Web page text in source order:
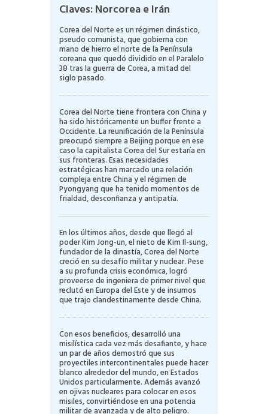
Claves: Norcorea e Irán
Corea del Norte es un régimen dinástico,
pseudo comunista, que gobierna con
mano de hierro el norte de la Península
coreana que quedó dividido en el Paralelo
38 tras la guerra de Corea, a mitad del
siglo pasado.
Corea del Norte tiene frontera con China y
ha sido históricamente un buffer frente a
Occidente. La reunificación de la Península
preocupó siempre a Beijing porque en ese
caso la capitalista Corea del Sur estaría en
sus fronteras. Esas necesidades
estratégicas han marcado una relación
compleja entre China y el régimen de
Pyongyang que ha tenido momentos de
frialdad, desconfianza y antipatía.
En los últimos años, desde que llegó al
poder Kim Jong-un, el nieto de Kim Il-sung,
fundador de la dinastía, Corea del Norte
creció en su desafío militar y nuclear. Pese
a su profunda crisis económica, logró
proveerse de ingeniera de primer nivel que
reclutó en Europa del Este y de insumos
que trajo clandestinamente desde China.
Con esos beneficios, desarrolló una
misilística cada vez más desafiante, y hace
un par de años demostró que sus
proyectiles intercontinentales puede hacer
blanco alrededor del mundo, en Estados
Unidos particularmente. Además avanzó
en ojivas nucleares para colocar en esos
misiles, convirtiéndose en una potencia
militar de avanzada y de alto peligro.